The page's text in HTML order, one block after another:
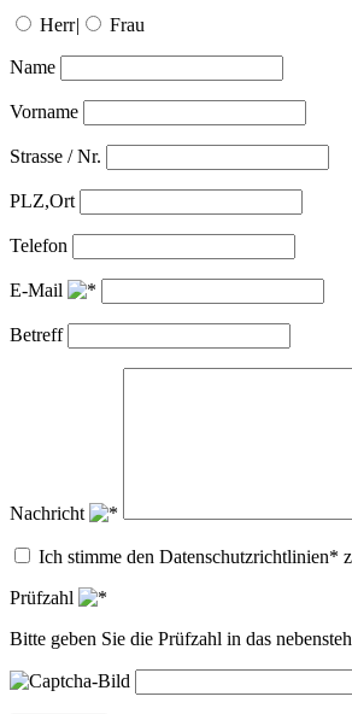
Herr| Frau
Name
Vorname
Strasse / Nr.
PLZ,Ort
Telefon
E-Mail
Betreff
Nachricht
Ich stimme den Datenschutzrichtlinien*
Prüfzahl
Bitte geben Sie die Prüfzahl in das